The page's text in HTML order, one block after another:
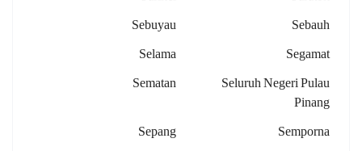
Sebauh
Sebuyau
Segamat
Selama
Seluruh Negeri Pulau
Pinang
Sematan
Semporna
Sepang